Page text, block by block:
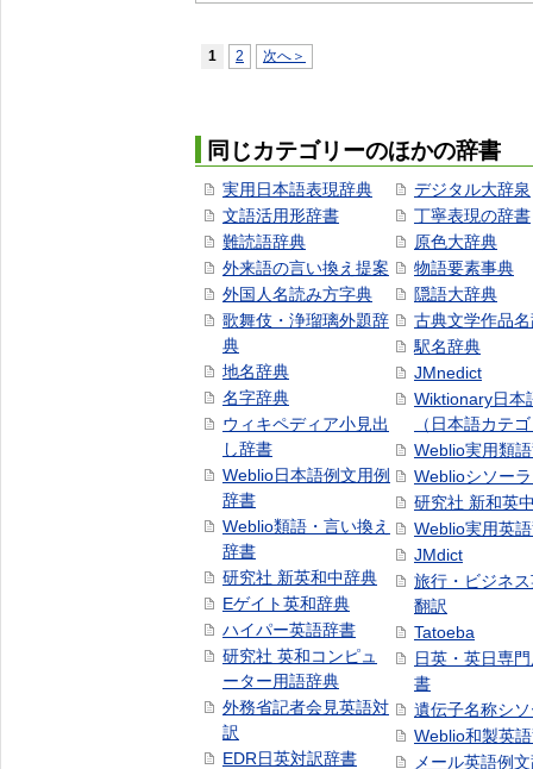
1 2 次へ＞
同じカテゴリーのほかの辞書
実用日本語表現辞典
文語活用形辞書
難読語辞典
外来語の言い換え提案
外国人名読み方字典
歌舞伎・浄瑠璃外題辞
典
地名辞典
名字辞典
ウィキペディア小見出
し辞書
Weblio日本語例文用例
辞書
Weblio類語・言い換え
辞書
研究社 新英和中辞典
Eゲイト英和辞典
ハイパー英語辞書
研究社 英和コンピュ
ーター用語辞典
外務省記者会見英語対
訳
EDR日英対訳辞書
デジタル大辞泉
丁寧表現の辞書
原色大辞典
物語要素事典
隠語大辞典
古典文学作品
駅名辞典
JMnedict
Wiktionary日本
（日本語カテ
Weblio実用類
Weblioシソー
研究社 新和英
Weblio実用英
JMdict
旅行・ビジネ
翻訳
Tatoeba
日英・英日専
書
遺伝子名称シ
Weblio和製英
メール英語例